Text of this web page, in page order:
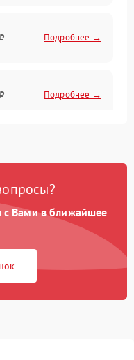
Подробнее →
Подробнее →
с Вами в ближайшее